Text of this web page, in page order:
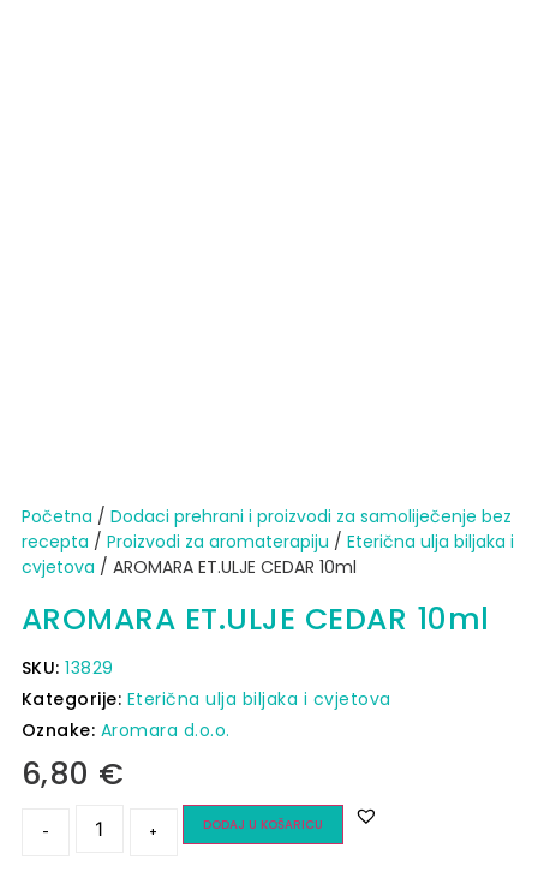
Početna / Dodaci prehrani i proizvodi za samoliječenje bez
recepta / Proizvodi za aromaterapiju / Eterična ulja biljaka i
cvjetova / AROMARA ET.ULJE CEDAR 10ml
AROMARA ET.ULJE CEDAR 10ml
SKU:13829
Kategorije: Eterična ulja biljaka i cvjetova
Oznake: Aromara d.o.o.
6,80 €
- + DODAJ U KOŠARICU